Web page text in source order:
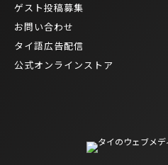
ゲスト投稿募集
お問い合わせ
タイ語広告配信
公式オンラインストア